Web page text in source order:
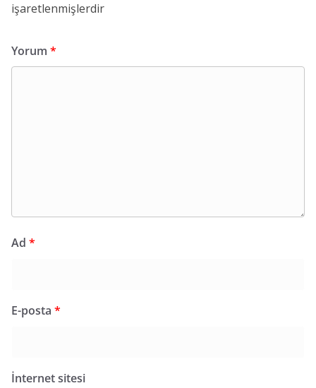
işaretlenmişlerdir
Yorum *
Ad *
E-posta *
İnternet sitesi